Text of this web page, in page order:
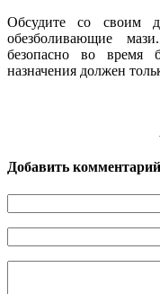
Обсудите со своим
обезболивающие
безопасно во время
назначения должен
Добавить комментарий